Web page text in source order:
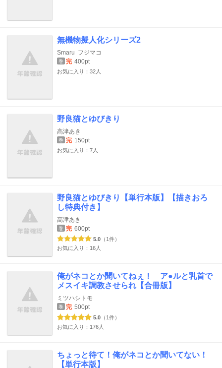
無機物擬人化シリーズ2
Smaru フジマコ
巻 完 400pt
お気に入り：32人
野良猫とゆびきり
高津あき
巻 完 150pt
お気に入り：7人
野良猫とゆびきり【単行本版】【描きおろ
し特典付き】
高津あき
巻 完 600pt
5.0 （1件）
お気に入り：16人
俺がネコとか聞いてねぇ！ ア●ルと乳首で
メスイキ調教させられ【合冊版】
ミツハシトモ
巻 完 500pt
5.0 （1件）
お気に入り：176人
ちょっと待て！俺がネコとか聞いてない！
【単行本版】